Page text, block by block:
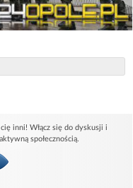
inni! Włącz się do dyskusji i
społecznością.